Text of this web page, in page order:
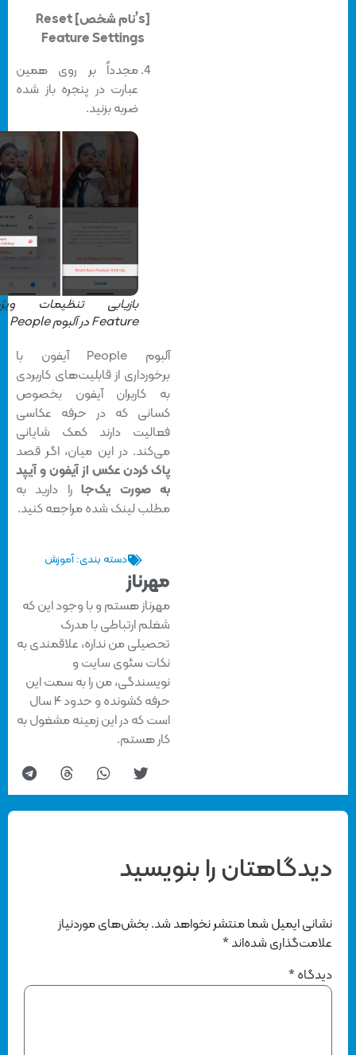
Reset [نام شخص’s]
Feature Settings
مجدداً بر روی همین
عبارت در پنجره باز شده
ضربه بزنید.
بازیابی تنظیمات ویژگی
Feature در آلبوم People
آلبوم People آیفون با
برخورداری از قابلیت‌های کاربردی
به کاربران آیفون بخصوص
کسانی که در حرفه عکاسی
فعالیت دارند کمک شایانی
می‌کند. در این میان، اگر قصد
پاک کردن عکس‌ از آیفون و آیپد
به صورت یک‌جارا دارید به
مطلب لینک شده مراجعه کنید.
دسته بندی:آموزش
مهرناز
مهرناز هستم و با وجود این که
شغلم ارتباطی با مدرک
تحصیلی من نداره، علاقمندی به
نکات سئوی سایت و
نویسندگی، من را به سمت این
حرفه کشونده و حدود ۴ سال
است که در این زمینه مشغول به
کار هستم.
دیدگاهتان را بنویسید
نشانی ایمیل شما منتشر نخواهد شد. بخش‌های موردنیاز
علامت‌گذاری شده‌اند*
دیدگاه*